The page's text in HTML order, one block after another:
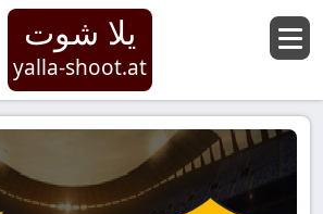
يلا شوت
yalla-shoot.at